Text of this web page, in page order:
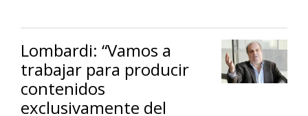
Lombardi: “Vamos a
trabajar para producir
contenidos
exclusivamente del